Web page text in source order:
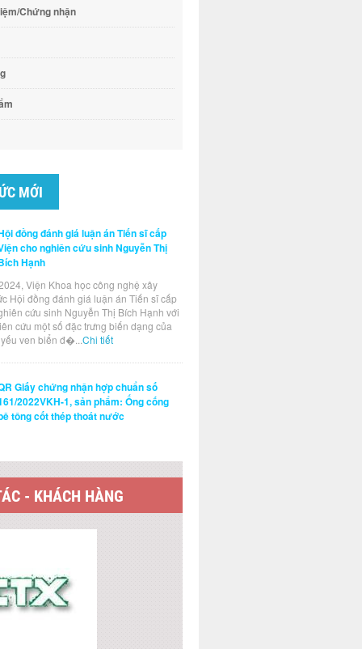
Chứng nhận
MỚI
đồng đánh giá luận án Tiến sĩ cấp
cho nghiên cứu sinh Nguyễn Thị
Hạnh
Viện Khoa học công nghệ xây
Hội đồng đánh giá luận án Tiến sĩ cấp
cứu sinh Nguyễn Thị Bích Hạnh với
cứu một số đặc trưng biến dạng của
ven biển đ�...Chi tiết
Giấy chứng nhận hợp chuẩn số
2022VKH-1, sản phẩm: Ống cống
tông cốt thép thoát nước
- KHÁCH HÀNG